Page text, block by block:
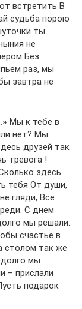
встретить В
судьба порою
ты
не
Без
раз, мы
завтра не
Мы к тебе в
нет? Мы
друзей так
тревога !
здесь
тебя От души,
гляди, Все
С днем
мы решали:
счастье в
столом так же
мы
– прислали
подарок